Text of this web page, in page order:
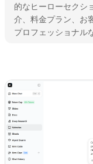
的なヒーローセクシ
介、料金プラン、お
プロフェッショナル